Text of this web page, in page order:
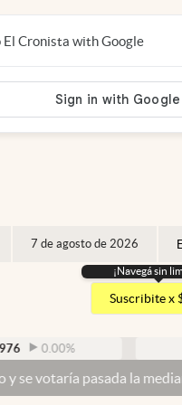
7 de agosto de 2026
¡Navegá sin
Suscribite x
% DÓLAR
la medianocheDólar
El Cronista with Google